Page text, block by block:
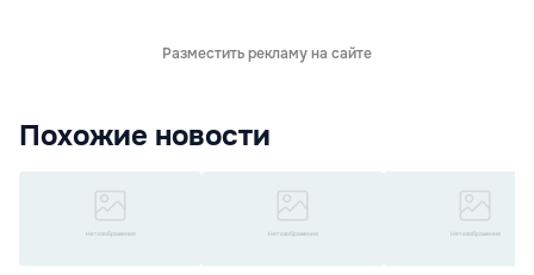
Разместить рекламу на сайте
Похожие новости